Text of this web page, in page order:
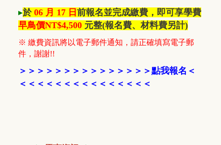
▸於 06 月 17 日 前報名並完成繳費，即可享學費
早鳥價NT$4,500 元整(報名費、材料費另計)
※ 繳費資訊將以電子郵件通知，請正確填寫電子郵
件，謝謝!!
＞ ＞ ＞ ＞ ＞ ＞ ＞ ＞ ＞ ＞ ＞ ＞ ＞ ＞ ＞點我報名 ＜
＜＜＜ ＜＜＜ ＜ ＜ ＜＜＜ ＜ ＜ ＜ ＜